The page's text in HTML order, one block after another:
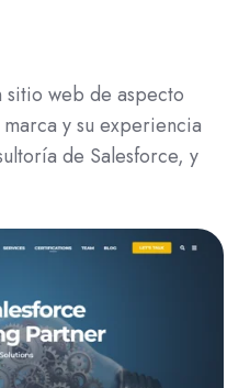
sitio web de aspecto
y su experiencia
de Salesforce, y